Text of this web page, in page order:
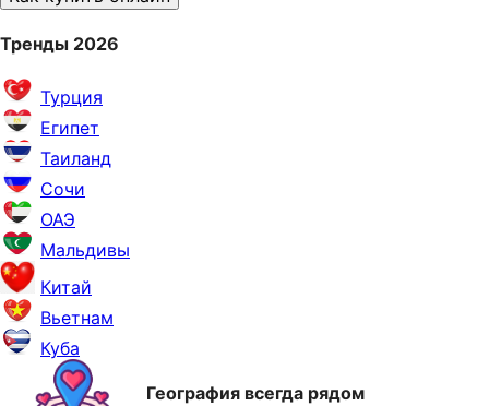
Тренды 2026
Турция
Египет
Таиланд
Сочи
ОАЭ
Мальдивы
Китай
Вьетнам
Куба
География всегда рядом